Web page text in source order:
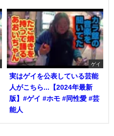
ゲイ
実はゲイを公表している芸能
人がこちら...【2024年最新
版】#ゲイ #ホモ #同性愛 #芸
能人